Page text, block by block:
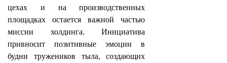
цехах и на производственных
площадках остается важной частью
миссии холдинга. Инициатива
привносит позитивные эмоции в
будни тружеников тыла, создающих